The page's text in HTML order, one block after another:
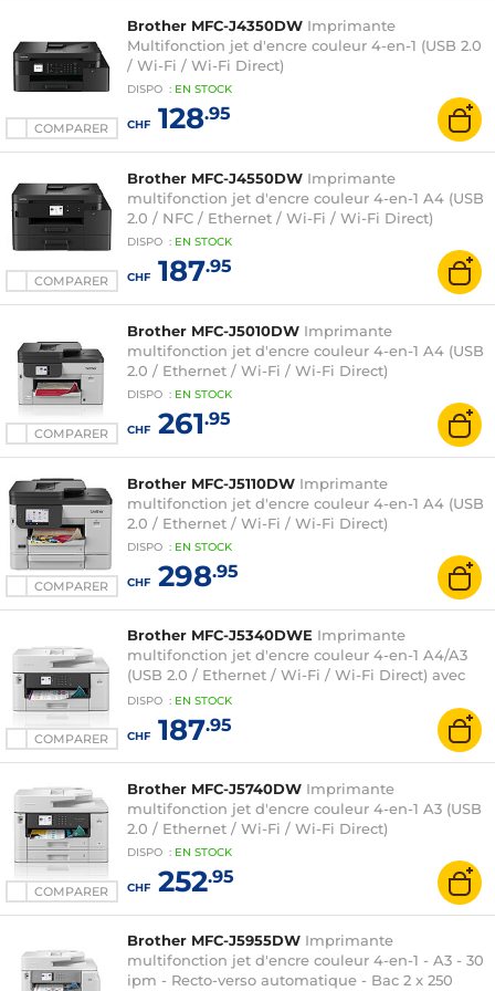
COMPARER
Brother MFC-J4350DW Imprimante
Multifonction jet d'encre couleur 4-en-1 (USB 2.0
/ Wi-Fi / Wi-Fi Direct)
DISPO : EN STOCK
CHF128.95
COMPARER
Brother MFC-J4550DW Imprimante
multifonction jet d'encre couleur 4-en-1 A4 (USB
2.0 / NFC / Ethernet / Wi-Fi / Wi-Fi Direct)
DISPO : EN STOCK
CHF187.95
COMPARER
Brother MFC-J5010DW Imprimante
multifonction jet d'encre couleur 4-en-1 A4 (USB
2.0 / Ethernet / Wi-Fi / Wi-Fi Direct)
DISPO : EN STOCK
CHF261.95
COMPARER
Brother MFC-J5110DW Imprimante
multifonction jet d'encre couleur 4-en-1 A4 (USB
2.0 / Ethernet / Wi-Fi / Wi-Fi Direct)
DISPO : EN STOCK
CHF298.95
COMPARER
Brother MFC-J5340DWE Imprimante
multifonction jet d'encre couleur 4-en-1 A4/A3
(USB 2.0 / Ethernet / Wi-Fi / Wi-Fi Direct) avec
essai gratuit EcoPro
DISPO : EN STOCK
CHF187.95
COMPARER
Brother MFC-J5740DW Imprimante
multifonction jet d'encre couleur 4-en-1 A3 (USB
2.0 / Ethernet / Wi-Fi / Wi-Fi Direct)
DISPO : EN STOCK
CHF252.95
Brother MFC-J5955DW Imprimante
multifonction jet d'encre couleur 4-en-1 - A3 - 30
ipm - Recto-verso automatique - Bac 2 x 250